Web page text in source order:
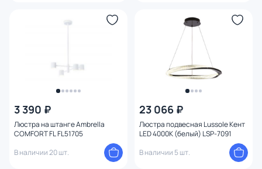
3 390 ₽
Люстра на штанге Ambrella
COMFORT FL FL51705
В наличии 20 шт.
23 066 ₽
Люстра подвесная Lussole Кент
LED 4000К (белый) LSP-7091
В наличии 5 шт.